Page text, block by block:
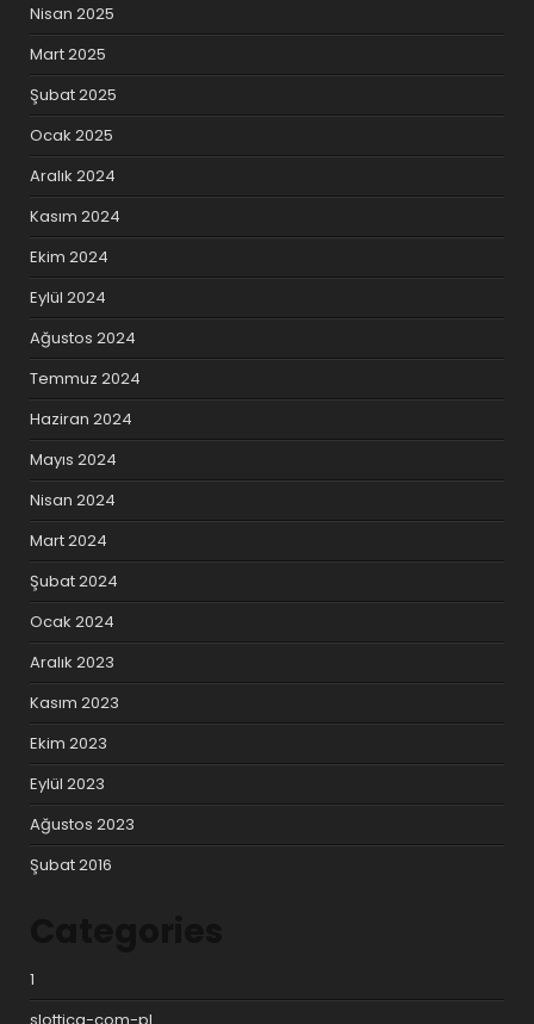
Nisan 2025
Mart 2025
Şubat 2025
Ocak 2025
Aralık 2024
Kasım 2024
Ekim 2024
Eylül 2024
Ağustos 2024
Temmuz 2024
Haziran 2024
Mayıs 2024
Nisan 2024
Mart 2024
Şubat 2024
Ocak 2024
Aralık 2023
Kasım 2023
Ekim 2023
Eylül 2023
Ağustos 2023
Şubat 2016
1